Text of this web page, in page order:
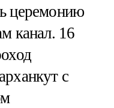
церемонию
канал. 16
с